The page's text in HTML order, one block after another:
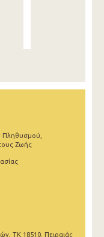
Πληθυσμού,
Ζωής
ΤΚ 18510, Πειραιάς